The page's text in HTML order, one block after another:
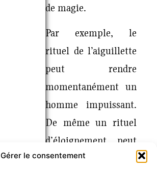
Gérer le consentement
de magie.
Par exemple, le
rituel de l’aiguillette
peut rendre
momentanément un
homme impuissant.
De même un rituel
d’éloignement, peut
briser le couple